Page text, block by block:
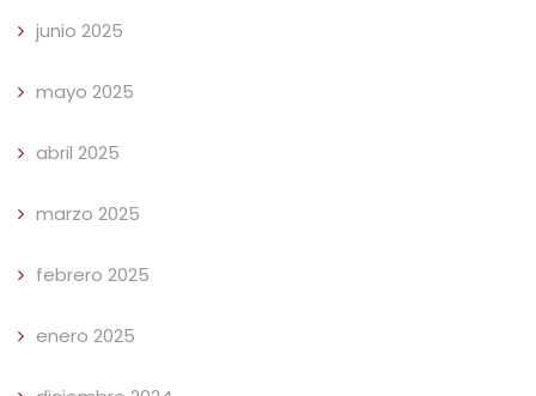
junio 2025
mayo 2025
abril 2025
marzo 2025
febrero 2025
enero 2025